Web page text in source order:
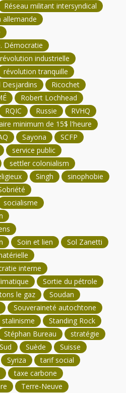
Réseau militant intersyndical
allemande
Démocratie
révolution industrielle
révolution tranquille
Desjardins
Ricochet
Robert Lochhead
RQIC Russie
RVHQ
minimum de 15$ l'heure
Sayona
SCFP
service public
settler colonialism
Singh
sinophobie
socialisme
Soin et lien
Sol Zanetti
interne
Sortie du pétrole
le gaz
Soudan
Souveraineté autochtone
stalinisme
Standing Rock
Stéphan Bureau
stratégie
Sud Suède
Suisse
Syriza
tarif social
taxe carbone
Terre-Neuve